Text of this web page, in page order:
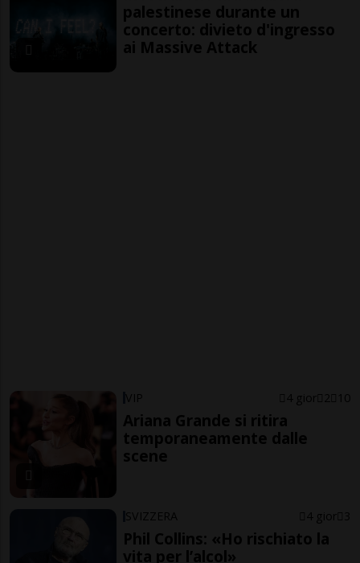
palestinese durante un
concerto: divieto d'ingresso
ai Massive Attack
VIP 4 gior 2 10
Ariana Grande si ritira
temporaneamente dalle
scene
SVIZZERA 4 gior 3
Phil Collins: «Ho rischiato la
vita per l’alcol»